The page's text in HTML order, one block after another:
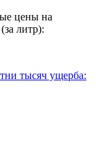
цены на
литр):
тысяч ущерба: